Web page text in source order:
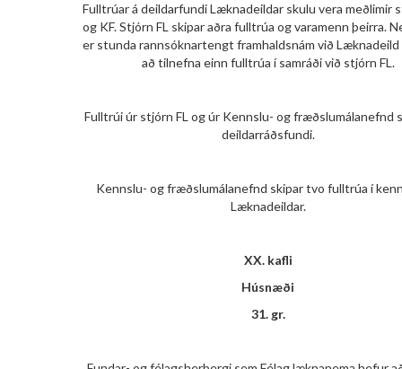
Fulltrúar á deildarfundi Læknadeildar skulu vera meðlimir
og KF. Stjórn FL skipar aðra fulltrúa og varamenn þeirra.
er stunda rannsóknartengt framhaldsnám við
að tilnefna einn fulltrúa í samráði við stjórn FL.
Fulltrúi úr stjórn FL og úr Kennslu- og fræðslumálanefnd
deildarráðsfundi.
Kennslu- og fræðslumálanefnd skipar tvo fulltrúa í
Læknadeildar.
XX. kafli
Húsnæði
31. gr.